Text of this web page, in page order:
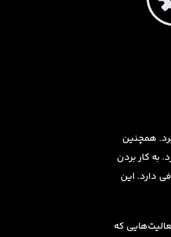
برد. همچنین
به کار بردن
دارد. این
که